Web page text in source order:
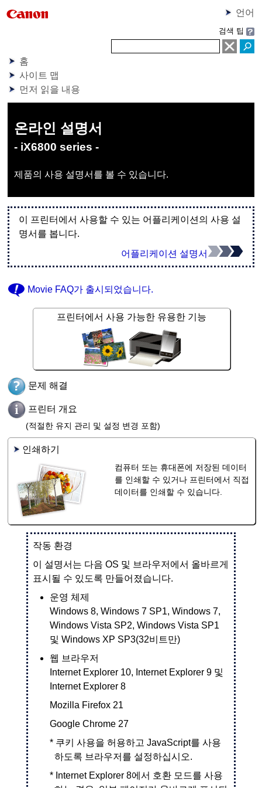
언어
검색 팁
홈
사이트 맵
먼저 읽을 내용
온라인 설명서
- iX6800 series -
제품의 사용 설명서를 볼 수 있습니다.
이 프린터에서 사용할 수 있는 어플리케이션의 사용 설
명서를 봅니다.
어플리케이션 설명서
Movie FAQ가 출시되었습니다.
프린터에서 사용 가능한 유용한 기능
문제 해결
프린터 개요
(적절한 유지 관리 및 설정 변경 포함)
인쇄하기
컴퓨터 또는 휴대폰에 저장된 데이터
를 인쇄할 수 있거나 프린터에서 직접
데이터를 인쇄할 수 있습니다.
작동 환경
이 설명서는 다음 OS 및 브라우저에서 올바르게
표시될 수 있도록 만들어졌습니다.
운영 체제
Windows 8,Windows 7 SP1,Windows 7,
Windows Vista SP2,Windows Vista SP1
및Windows XP SP3(32비트만)
웹 브라우저
Internet Explorer 10, Internet Explorer 9 및
Internet Explorer 8
Mozilla Firefox 21
Google Chrome 27
* 쿠키 사용을 허용하고JavaScript를 사용
하도록 브라우저를 설정하십시오.
* Internet Explorer 8에서 호환 모드를 사용